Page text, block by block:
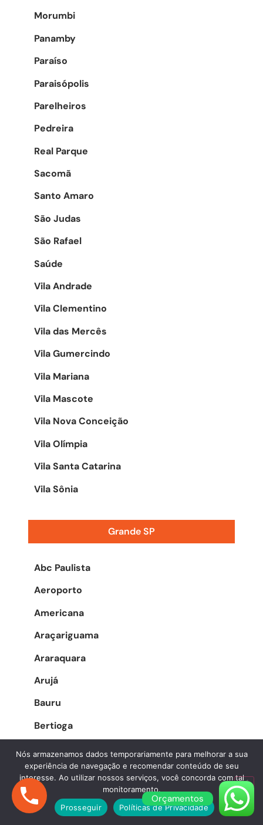
Morumbi
Panamby
Paraíso
Paraisópolis
Parelheiros
Pedreira
Real Parque
Sacomã
Santo Amaro
São Judas
São Rafael
Saúde
Vila Andrade
Vila Clementino
Vila das Mercês
Vila Gumercindo
Vila Mariana
Vila Mascote
Vila Nova Conceição
Vila Olímpia
Vila Santa Catarina
Vila Sônia
Grande SP
Abc Paulista
Aeroporto
Americana
Araçariguama
Araraquara
Arujá
Bauru
Bertioga
Bragança Paulista
Cajamar
Campinas
Orçamentos
Nós armazenamos dados temporariamente para melhorar a sua
experiência de navegação e recomendar conteúdo de seu
interesse. Ao utilizar nossos serviços, você concorda com tal
monitoramento.
Prosseguir
Políticas de Privacidade